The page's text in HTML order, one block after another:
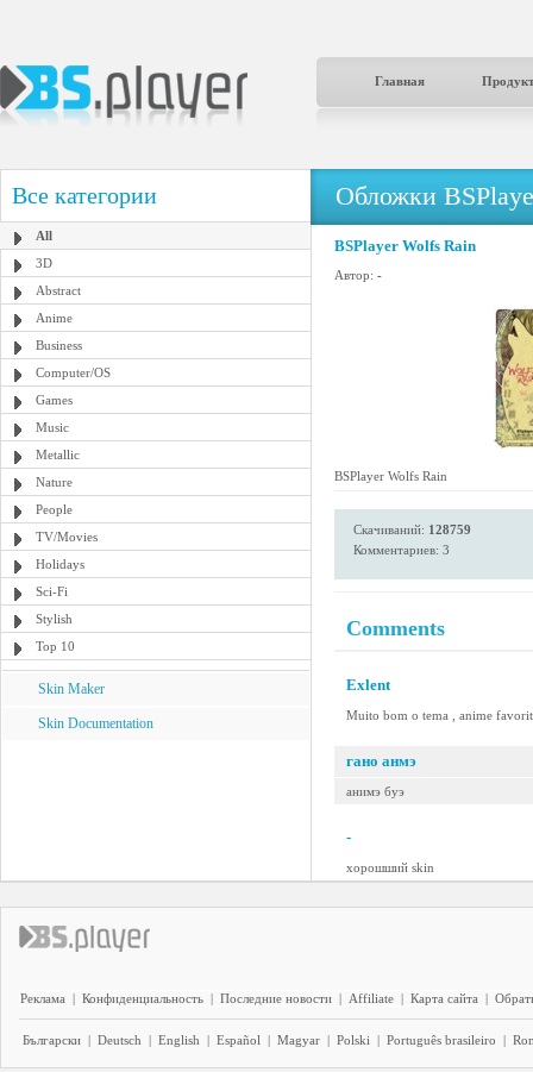
Главная
Все категории
All
3D
Abstract
Anime
Business
Computer/OS
Games
Music
Metallic
Nature
People
TV/Movies
Holidays
Sci-Fi
Stylish
Top 10
Skin Maker
Skin Documentation
Обложки
BSPlayer Wolfs Rain
Автор: -
BSPlayer Wolfs Rain
Скачиваний: 128759
Комментариев: 3
Comments
Exlent
Muito bom o tema , anime
гано анмэ
анимэ буэ
-
хорошший skin
Реклама | Конфиденциальность | Последние новости | Affiliate | Карта сайта |
Български | Deutsch | English | Español | Magyar | Polski | Português brasileiro |